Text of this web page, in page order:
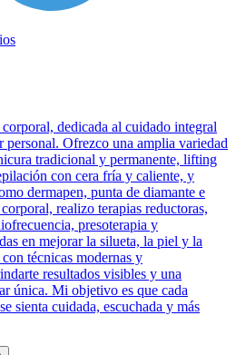
dedicada al cuidado integral
personal. Ofrezco una amplia variedad
tradicional y permanente, lifting
con cera fría y caliente, y
dermapen, punta de diamante e
realizo terapias reductoras,
presoterapia y
en mejorar la silueta, la piel y la
técnicas modernas y
resultados visibles y una
única. Mi objetivo es que cada
sienta cuidada, escuchada y más